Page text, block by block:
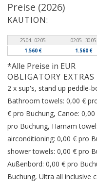
Preise (2026)
KAUTION:
25.04. - 02.05. 02.05. - 30.05.
1.560 €
1.560 €
*Alle Preise in EUR
OBLIGATORY EXTRAS
2 x sup's, stand up peddle-
Bathroom towels: 0,00 €
€ pro Buchung, Canoe:
pro Buchung, Hamam
airconditioning: 0,00 € pro
shower towels: 0,00 € pro
Außenbord: 0,00 € pro
Buchung, Ultra all inclusive